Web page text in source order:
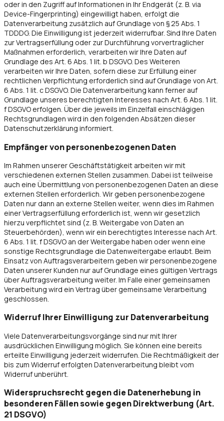
oder in den Zugriff auf Informationen in Ihr Endgerät (z. B. via
Device-Fingerprinting) eingewilligt haben, erfolgt die
Datenverarbeitung zusätzlich auf Grundlage von § 25 Abs. 1
TDDDG. Die Einwilligung ist jederzeit widerrufbar. Sind Ihre Daten
zur Vertragserfüllung oder zur Durchführung vorvertraglicher
Maßnahmen erforderlich, verarbeiten wir Ihre Daten auf
Grundlage des Art. 6 Abs. 1 lit. b DSGVO. Des Weiteren
verarbeiten wir Ihre Daten, sofern diese zur Erfüllung einer
rechtlichen Verpflichtung erforderlich sind auf Grundlage von Art.
6 Abs. 1 lit. c DSGVO. Die Datenverarbeitung kann ferner auf
Grundlage unseres berechtigten Interesses nach Art. 6 Abs. 1 lit.
f DSGVO erfolgen. Über die jeweils im Einzelfall einschlägigen
Rechtsgrundlagen wird in den folgenden Absätzen dieser
Datenschutzerklärung informiert.
Empfänger von personenbezogenen Daten
Im Rahmen unserer Geschäftstätigkeit arbeiten wir mit
verschiedenen externen Stellen zusammen. Dabei ist teilweise
auch eine Übermittlung von personenbezogenen Daten an diese
externen Stellen erforderlich. Wir geben personenbezogene
Daten nur dann an externe Stellen weiter, wenn dies im Rahmen
einer Vertragserfüllung erforderlich ist, wenn wir gesetzlich
hierzu verpflichtet sind (z. B. Weitergabe von Daten an
Steuerbehörden), wenn wir ein berechtigtes Interesse nach Art.
6 Abs. 1 lit. f DSGVO an der Weitergabe haben oder wenn eine
sonstige Rechtsgrundlage die Datenweitergabe erlaubt. Beim
Einsatz von Auftragsverarbeitern geben wir personenbezogene
Daten unserer Kunden nur auf Grundlage eines gültigen Vertrags
über Auftragsverarbeitung weiter. Im Falle einer gemeinsamen
Verarbeitung wird ein Vertrag über gemeinsame Verarbeitung
geschlossen.
Widerruf Ihrer Einwilligung zur Datenverarbeitung
Viele Datenverarbeitungsvorgänge sind nur mit Ihrer
ausdrücklichen Einwilligung möglich. Sie können eine bereits
erteilte Einwilligung jederzeit widerrufen. Die Rechtmäßigkeit der
bis zum Widerruf erfolgten Datenverarbeitung bleibt vom
Widerruf unberührt.
Widerspruchsrecht gegen die Datenerhebung in
besonderen Fällen sowie gegen Direktwerbung (Art.
21 DSGVO)